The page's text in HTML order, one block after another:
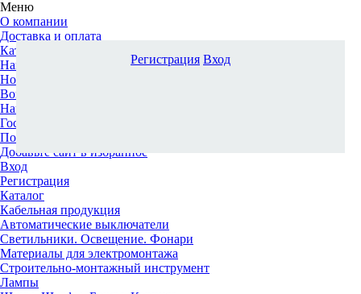
Меню
О компании
Доставка и оплата
Каталог
Наши офисы
Новости и новинки
Вопрос-ответ
Наша команда
Гос. заказчикам
Поставщикам
Добавьте сайт в избранное
Вход
Регистрация
Каталог
Кабельная продукция
Автоматические выключатели
Светильники. Освещение. Фонари
Материалы для электромонтажа
Строительно-монтажный инструмент
Лампы
Регистрация Вход